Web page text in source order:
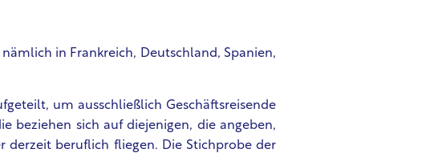
in Frankreich, Deutschland, Spanien,
um ausschließlich Geschäftsreisende
beziehen sich auf diejenigen, die angeben,
derzeit beruflich fliegen. Die Stichprobe der